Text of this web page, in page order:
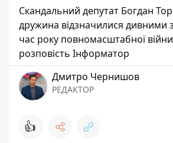
Скандальний депутат Богдан
дружина відзначилися дивними
час року повномасштабної
розповість Інформатор
Дмитро Чернишов
РЕДАКТОР
👍